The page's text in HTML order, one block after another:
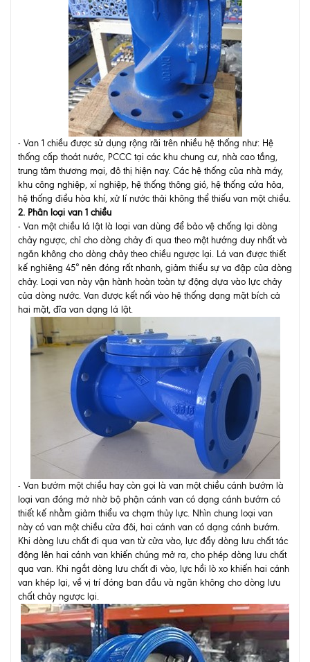
- Van 1 chiều được sử dụng rộng rãi trên nhiều hệ thống như: Hệ
thống cấp thoát nước, PCCC tại các khu chung cư, nhà cao tầng,
trung tâm thương mại, đô thị hiện nay. Các hệ thống của nhà máy,
khu công nghiệp, xí nghiệp, hệ thống thông gió, hệ thống cứa hỏa,
hệ thống điều hòa khí, xử lí nước thải không thể thiếu van một chiều.
2. Phân loại van 1 chiều
- Van một chiều lá lật là loại van dùng để bảo vệ chống lại dòng
chảy ngược, chỉ cho dòng chảy đi qua theo một hướng duy nhất và
ngăn không cho dòng chảy theo chiều ngược lại. Lá van được thiết
kế nghiêng 45° nên đóng rất nhanh, giảm thiểu sự va đập của dòng
chảy. Loại van này vận hành hoàn toàn tự động dựa vào lực chảy
của dòng nước. Van được kết nối vào hệ thống dạng mặt bích cả
hai mặt, đĩa van dạng lá lật.
- Van bướm một chiều hay còn gọi là van một chiều cánh bướm là
loại van đóng mở nhờ bộ phận cánh van có dạng cánh bướm có
thiết kế nhằm giảm thiểu va chạm thủy lực. Nhìn chung loại van
này có van một chiều cửa đôi, hai cánh van có dạng cánh bướm.
Khi dòng lưu chất đi qua van từ cửa vào, lực đẩy dòng lưu chất tác
động lên hai cánh van khiến chúng mở ra, cho phép dòng lưu chất
qua van. Khi ngắt dòng lưu chất đi vào, lực hồi lò xo khiến hai cánh
van khép lại, về vị trí đóng ban đầu và ngăn không cho dòng lưu
chất chảy ngược lại.